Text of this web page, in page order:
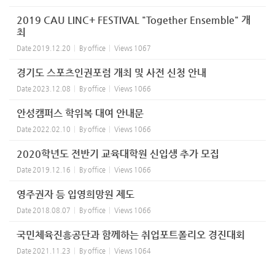
2019 CAU LINC+ FESTIVAL "Together Ensemble" 개
최
Date 2019.12.20 Byoffice Views 1067
경기도 스포츠인권포럼 개최 및 사전 신청 안내
Date 2023.12.08 Byoffice Views 1066
안성캠퍼스 학위복 대여 안내문
Date 2022.02.10 Byoffice Views 1066
2020학년도 전반기 교육대학원 신입생 추가 모집
Date 2019.12.16 Byoffice Views 1066
영주권자 등 입영희망원 제도
Date 2018.08.07 Byoffice Views 1066
국민체육진흥공단과 함께하는 취업포트폴리오 경진대회
Date 2021.11.23 Byoffice Views 1064